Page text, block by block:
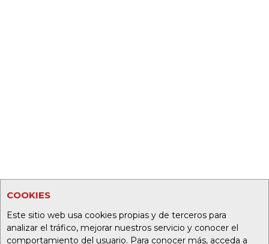
COOKIES
Este sitio web usa cookies propias y de terceros para
analizar el tráfico, mejorar nuestros servicio y conocer el
comportamiento del usuario. Para conocer más, acceda a